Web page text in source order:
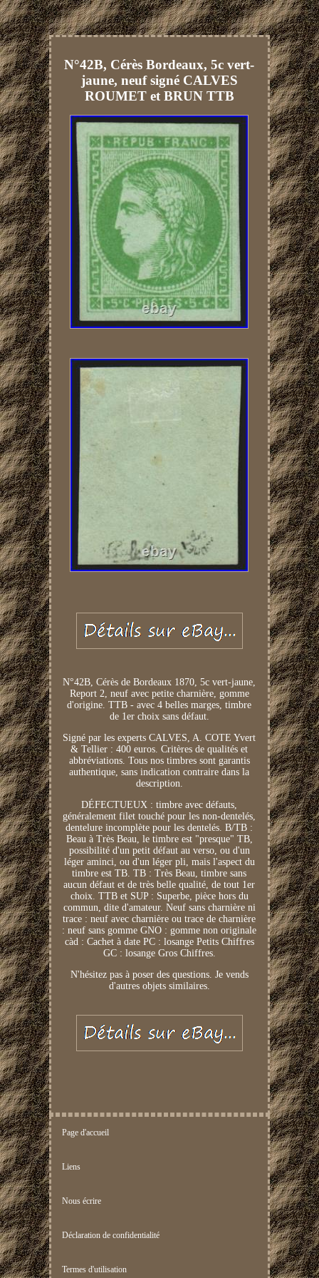
N°42B, Cérès Bordeaux, 5c vert-
jaune, neuf signé CALVES
ROUMET et BRUN TTB
N°42B, Cérès de Bordeaux 1870, 5c vert-jaune,
Report 2, neuf avec petite charnière, gomme
d'origine. TTB - avec 4 belles marges, timbre
de 1er choix sans défaut.
Signé par les experts CALVES, A. COTE Yvert
& Tellier : 400 euros. Critères de qualités et
abbréviations. Tous nos timbres sont garantis
authentique, sans indication contraire dans la
description.
DÉFECTUEUX : timbre avec défauts,
généralement filet touché pour les non-dentelés,
dentelure incomplète pour les dentelés. B/TB :
Beau à Très Beau, le timbre est "presque" TB,
possibilité d'un petit défaut au verso, ou d'un
léger aminci, ou d'un léger pli, mais l'aspect du
timbre est TB. TB : Très Beau, timbre sans
aucun défaut et de très belle qualité, de tout 1er
choix. TTB et SUP : Superbe, pièce hors du
commun, dite d'amateur. Neuf sans charnière ni
trace : neuf avec charnière ou trace de charnière
: neuf sans gomme GNO : gomme non originale
càd : Cachet à date PC : losange Petits Chiffres
GC : losange Gros Chiffres.
N'hésitez pas à poser des questions. Je vends
d'autres objets similaires.
Page d'accueil
Liens
Nous écrire
Déclaration de confidentialité
Termes d'utilisation